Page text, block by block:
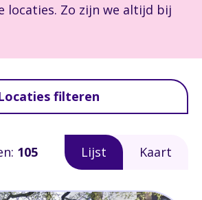
locaties. Zo zijn we altijd bij
filteren
105 Lijst Kaart